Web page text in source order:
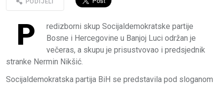
PODIJELI
P
redizborni skup Socijaldemokratske partije
Bosne i Hercegovine u Banjoj Luci održan je
večeras, a skupu je prisustvovao i predsjednik
stranke Nermin Nikšić.
Socijaldemokratska partija BiH se predstavila pod sloganom